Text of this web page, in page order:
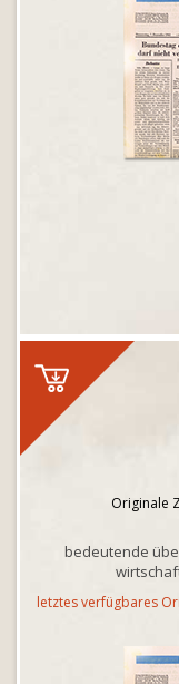
Originale
bedeutende
letztes verfügbares